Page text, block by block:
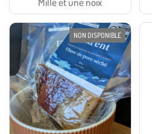
NON DISPONIBLE